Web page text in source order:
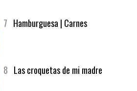
7 Hamburguesa | Carnes
8 Las croquetas de mi madre